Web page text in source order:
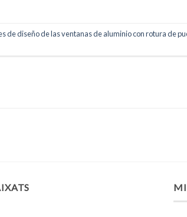
de diseño de las ventanas de aluminio con rotura de